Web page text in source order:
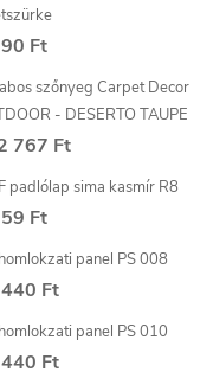
Ft
szőnyeg Carpet Decor
- DESERTO TAUPE
767 Ft
padlólap sima kasmír R8
Ft
panel PS 008
Ft
panel PS 010
Ft
FIX ALL TURBO ragasztó
290ml SOUDAL